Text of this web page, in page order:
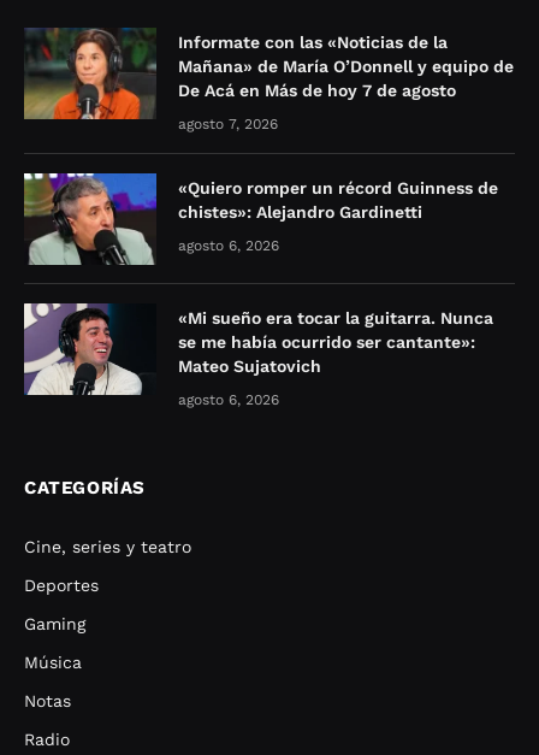
Informate con las «Noticias de la
Mañana» de María O’Donnell y equipo de
De Acá en Más de hoy 7 de agosto
agosto 7, 2026
«Quiero romper un récord Guinness de
chistes»: Alejandro Gardinetti
agosto 6, 2026
«Mi sueño era tocar la guitarra. Nunca
se me había ocurrido ser cantante»:
Mateo Sujatovich
agosto 6, 2026
CATEGORÍAS
Cine, series y teatro
Deportes
Gaming
Música
Notas
Radio